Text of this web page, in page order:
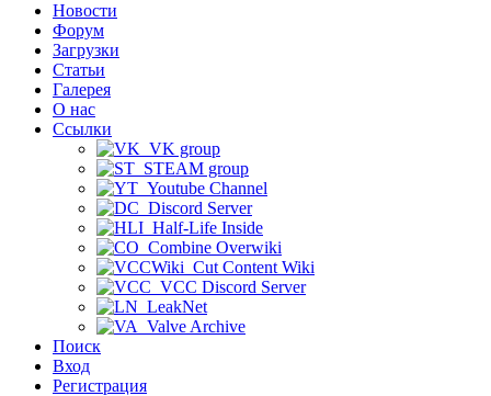
Новости
Форум
Загрузки
Статьи
Галерея
О нас
Ссылки
VK group
STEAM group
Youtube Channel
Discord Server
Half-Life Inside
Combine Overwiki
Cut Content Wiki
VCC Discord Server
LeakNet
Valve Archive
Поиск
Вход
Регистрация